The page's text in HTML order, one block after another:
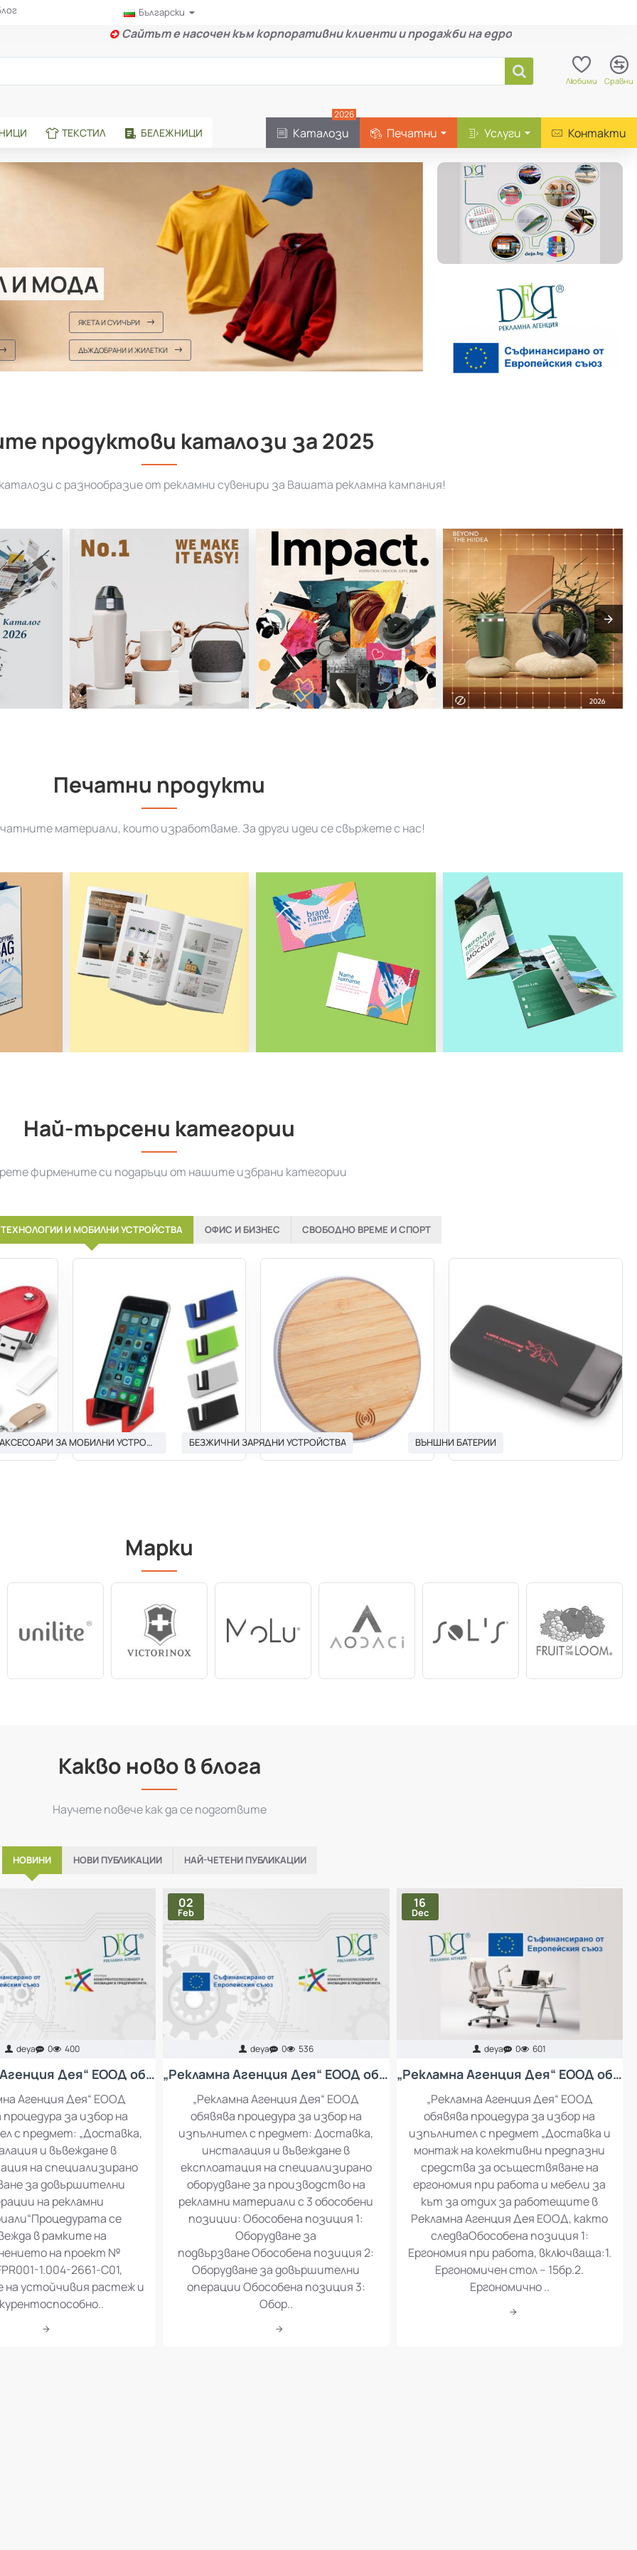
Сайтът е насочен към корпоративни клиенти и продажби на едро
Български
Любими Сравни
ТЕКСТИЛ БЕЛЕЖНИЦИ Каталози
2026
Печатни Услуги Контакти
продуктови каталози за 2025
с разнообразие от рекламни сувенири за Вашата рекламна кампания!
Печатни продукти
материали, които изработваме. За други идеи се свържете с нас!
Най-търсени категории
фирмените си подаръци от нашите избрани категории
ТЕХНОЛОГИИ И МОБИЛНИ УСТРОЙСТВА ОФИС И БИЗНЕС СВОБОДНО ВРЕМЕ И СПОРТ
Марки
Какво ново в блога
Научете повече как да се подготвите
НАЙ-ЧЕТЕНИ ПУБЛИКАЦИИ
0 400
Агенция Дея“ ЕООД
процедура за избор на
с предмет: „Доставка,
и въвеждане в
на специализирано
за довършителни
на рекламни
се
в рамките на
на проект №
1.004-2661-C01,
02
Feb
0 536
„Рекламна Агенция Дея“ ЕООД
обявява процедура за избор на
изпълнител с предмет: Доставка,
инсталация и въвеждане в
експлоатация на специализирано
оборудване за производство на
рекламни материали с 3 обособени
позиции: Обособена позиция 1:
Оборудване за
подвързване Обособена позиция 2:
Оборудване за довършителни
0 601
„Рекламна Агенция Дея“ ЕООД
обявява процедура за избор на
изпълнител с предмет „Доставка и
монтаж на колективни предпазни
средства за осъществяване на
ергономия при работа и мебели за
кът за отдих за работещите в
Рекламна Агенция Дея ЕООД, както
следваОбособена позиция 1:
Ергономия при работа, включваща:1.